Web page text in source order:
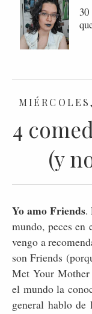
4
(y
Yo amo Friends.
mundo, peces en
vengo a
son Friends
Met Your Mother
el mundo la
general hablo